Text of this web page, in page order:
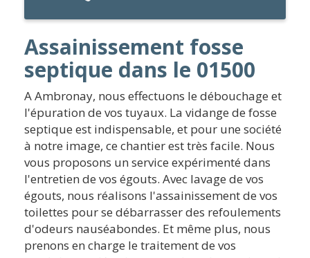
Assainissement fosse
septique dans le 01500
A Ambronay, nous effectuons le débouchage et
l'épuration de vos tuyaux. La vidange de fosse
septique est indispensable, et pour une société
à notre image, ce chantier est très facile. Nous
vous proposons un service expérimenté dans
l'entretien de vos égouts. Avec lavage de vos
égouts, nous réalisons l'assainissement de vos
toilettes pour se débarrasser des refoulements
d'odeurs nauséabondes. Et même plus, nous
prenons en charge le traitement de vos